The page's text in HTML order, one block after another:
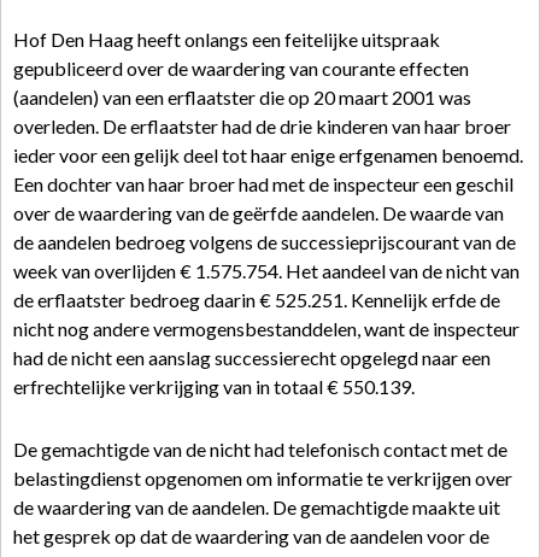
Hof Den Haag heeft onlangs een feitelijke uitspraak
gepubliceerd over de waardering van courante effecten
(aandelen) van een erflaatster die op 20 maart 2001 was
overleden. De erflaatster had de drie kinderen van haar broer
ieder voor een gelijk deel tot haar enige erfgenamen benoemd.
Een dochter van haar broer had met de inspecteur een geschil
over de waardering van de geërfde aandelen. De waarde van
de aandelen bedroeg volgens de successieprijscourant van de
week van overlijden € 1.575.754. Het aandeel van de nicht van
de erflaatster bedroeg daarin € 525.251. Kennelijk erfde de
nicht nog andere vermogensbestanddelen, want de inspecteur
had de nicht een aanslag successierecht opgelegd naar een
erfrechtelijke verkrijging van in totaal € 550.139.
De gemachtigde van de nicht had telefonisch contact met de
belastingdienst opgenomen om informatie te verkrijgen over
de waardering van de aandelen. De gemachtigde maakte uit
het gesprek op dat de waardering van de aandelen voor de